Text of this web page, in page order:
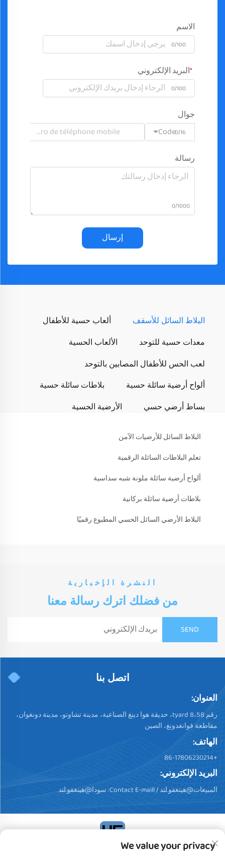
الاسم
0/100
البريد الإلكتروني
0/100
جوال
Code0/16
رسالة
0/1000
إرسال
البلاط السائل للأسقف ألعاب حسية للأطفال
معدات حسية للتوحد الألعاب الحسية
لعب الحس للأطفال المصابين بالتوحد
ألواح أرضية سائلة حسية بلاطات سائلة حسية
بساط أرضي حسي الأرضية الحسية
البلاط السائل للأرضيات الآمن
تعلم البلاطات السائلة الرقمية
ألواح أرضية سائلة ملونة شبه سداسية
بلاطات أرضية سائلة بركانية
البلاط الأرضي السائل الحسي المطبوع رقميًا
النشرة الإخبارية
من فضلك اترك رسالة معنا
اتصل بنا
العنوان:
رقم 58،tyard 8، حديقة هوا دينغ الصناعية، مدينة تشاوتو، مدينة دونغوان،
مقاطعة قوانغدونغ، الصين
الهاتف:
+86-17806230214
البريد الإلكتروني:
المبيعات@هينغفو.لتد/ Contact E-maill: سودا@هينغفو.لتد
We value your privacy